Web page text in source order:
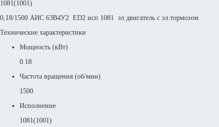
1081(1001)
0,18/1500 АИС 63В4У2 ED2 исп 1081 эл двигатель с эл.тормозом
Технические характеристики
Мощность (кВт)
0.18
Частота вращения (об/мин)
1500
Исполнение
1081(1001)